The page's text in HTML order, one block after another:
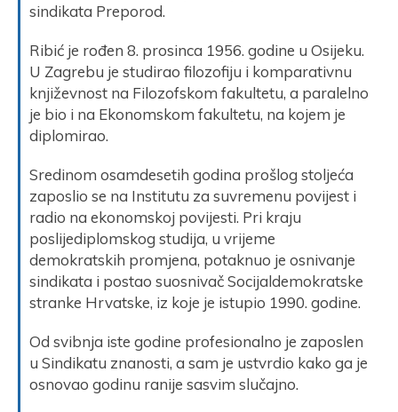
sindikata Preporod.
Ribić je rođen 8. prosinca 1956. godine u Osijeku.
U Zagrebu je studirao filozofiju i komparativnu
književnost na Filozofskom fakultetu, a paralelno
je bio i na Ekonomskom fakultetu, na kojem je
diplomirao.
Sredinom osamdesetih godina prošlog stoljeća
zaposlio se na Institutu za suvremenu povijest i
radio na ekonomskoj povijesti. Pri kraju
poslijediplomskog studija, u vrijeme
demokratskih promjena, potaknuo je osnivanje
sindikata i postao suosnivač Socijaldemokratske
stranke Hrvatske, iz koje je istupio 1990. godine.
Od svibnja iste godine profesionalno je zaposlen
u Sindikatu znanosti, a sam je ustvrdio kako ga je
osnovao godinu ranije sasvim slučajno.